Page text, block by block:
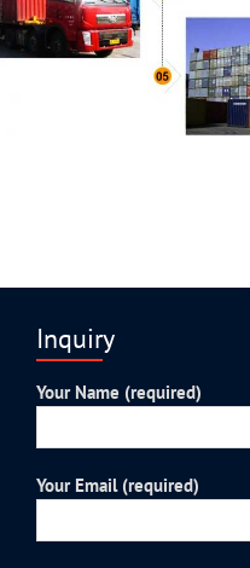
Inquiry
Your Name (required)
Your Email (required)